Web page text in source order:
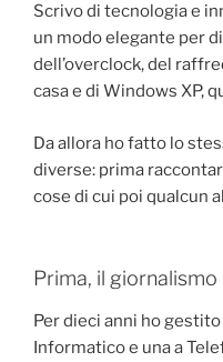
Scrivo di tecnologia e
un modo elegante per
dell’overclock, del
casa e di Windows XP,
Da allora ho fatto lo
diverse: prima
cose di cui poi qualcun
Prima, il giornalismo
Per dieci anni ho
Informatico e una a